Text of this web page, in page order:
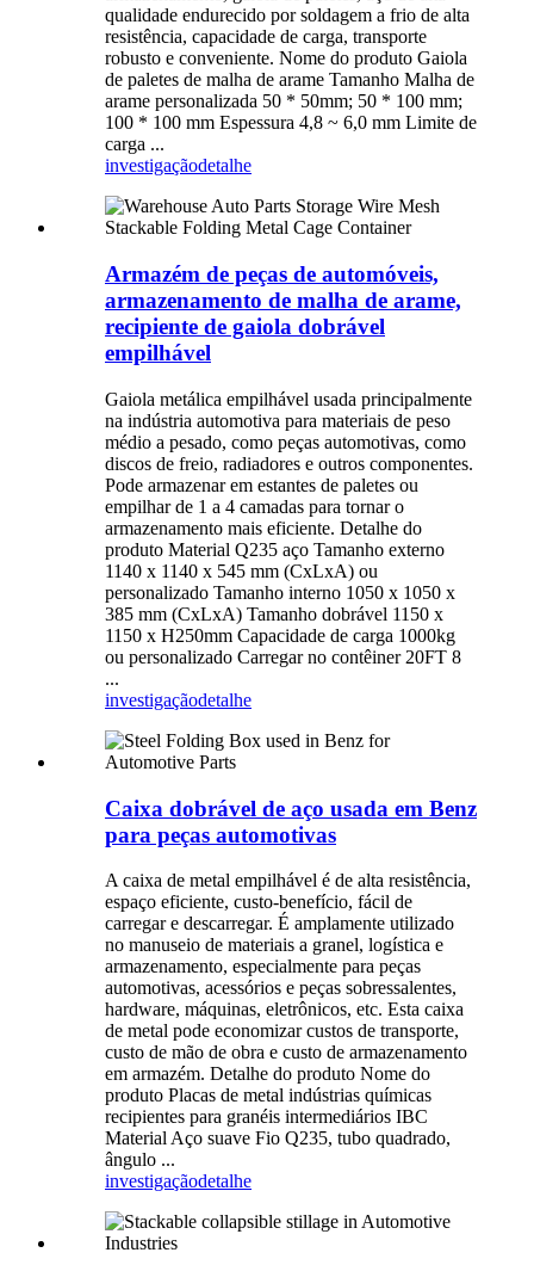
qualidade endurecido por soldagem a frio de alta
resistência, capacidade de carga, transporte
robusto e conveniente. Nome do produto Gaiola
de paletes de malha de arame Tamanho Malha de
arame personalizada 50 * 50mm; 50 * 100 mm;
100 * 100 mm Espessura 4,8 ~ 6,0 mm Limite de
carga ...
investigaçãodetalhe
Armazém de peças de automóveis,
armazenamento de malha de arame,
recipiente de gaiola dobrável
empilhável
Gaiola metálica empilhável usada principalmente
na indústria automotiva para materiais de peso
médio a pesado, como peças automotivas, como
discos de freio, radiadores e outros componentes.
Pode armazenar em estantes de paletes ou
empilhar de 1 a 4 camadas para tornar o
armazenamento mais eficiente. Detalhe do
produto Material Q235 aço Tamanho externo
1140 x 1140 x 545 mm (CxLxA) ou
personalizado Tamanho interno 1050 x 1050 x
385 mm (CxLxA) Tamanho dobrável 1150 x
1150 x H250mm Capacidade de carga 1000kg
ou personalizado Carregar no contêiner 20FT 8
...
investigaçãodetalhe
Caixa dobrável de aço usada em Benz
para peças automotivas
A caixa de metal empilhável é de alta resistência,
espaço eficiente, custo-benefício, fácil de
carregar e descarregar. É amplamente utilizado
no manuseio de materiais a granel, logística e
armazenamento, especialmente para peças
automotivas, acessórios e peças sobressalentes,
hardware, máquinas, eletrônicos, etc. Esta caixa
de metal pode economizar custos de transporte,
custo de mão de obra e custo de armazenamento
em armazém. Detalhe do produto Nome do
produto Placas de metal indústrias químicas
recipientes para granéis intermediários IBC
Material Aço suave Fio Q235, tubo quadrado,
ângulo ...
investigaçãodetalhe